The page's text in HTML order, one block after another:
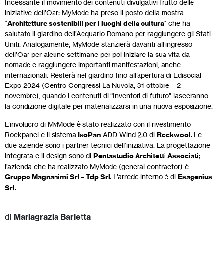
Incessante il movimento dei contenuti divulgativi frutto delle
iniziative dell’Oar: MyMode ha preso il posto della mostra
“Architetture sostenibili per i luoghi della cultura“ che ha
salutato il giardino dell’Acquario Romano per raggiungere gli Stati
Uniti. Analogamente, MyMode stanzierà davanti all’ingresso
dell’Oar per alcune settimane per poi iniziare la sua vita da
nomade e raggiungere importanti manifestazioni, anche
internazionali. Resterà nel giardino fino all’apertura di Edisocial
Expo 2024 (Centro Congressi La Nuvola, 31 ottobre – 2
novembre), quando i contenuti di “Inventori di futuro” lasceranno
la condizione digitale per materializzarsi in una nuova esposizione.
L’involucro di MyMode è stato realizzato con il rivestimento
Rockpanel e il sistema IsoPan ADD Wind 2.0 di Rockwool. Le
due aziende sono i partner tecnici dell’iniziativa. La progettazione
integrata e il design sono di Pentastudio Architetti Associati;
l’azienda che ha realizzato MyMode (general contractor) è
Gruppo Magnanimi Srl – Tdp Srl. L’arredo interno è di Esagenius
Srl.
di Mariagrazia Barletta